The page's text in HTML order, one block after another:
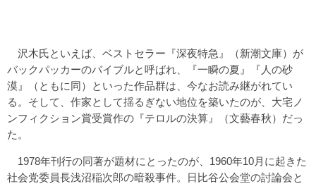
沢木氏といえば、ベストセラー『深夜特急』（新潮文庫）が
バックパッカーのバイブルと呼ばれ、『一瞬の夏』『人の砂
漠』（ともに同）といった作品群は、今なお読み継がれてい
る。そして、作家として揺るぎない地位を築いたのが、大宅ノ
ンフィクション賞受賞作の『テロルの決算』（文藝春秋）だっ
た。
1978年刊行の同著が題材にとったのが、1960年10月に起きた
社会党委員長浅沼稲次郎の暗殺事件。日比谷公会堂の討論会と